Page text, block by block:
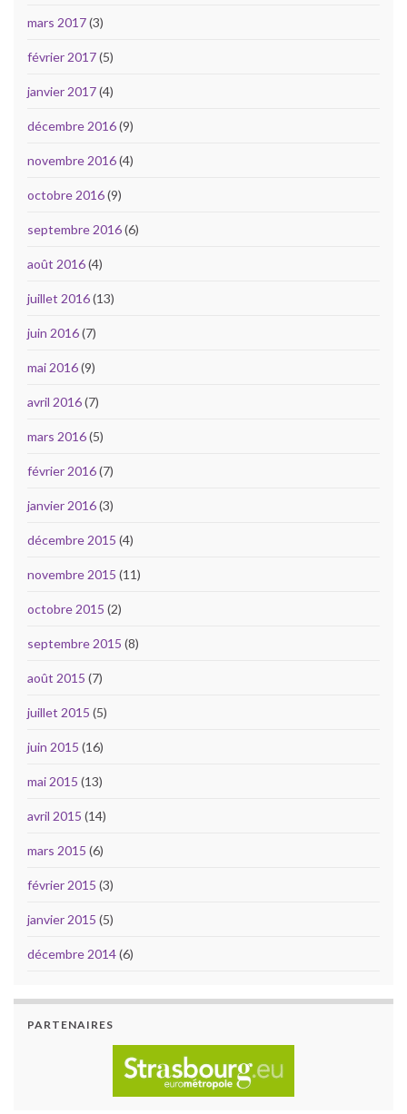
mars 2017(3)
février 2017(5)
janvier 2017(4)
décembre 2016(9)
novembre 2016(4)
octobre 2016(9)
septembre 2016(6)
août 2016(4)
juillet 2016(13)
juin 2016(7)
mai 2016(9)
avril 2016(7)
mars 2016(5)
février 2016(7)
janvier 2016(3)
décembre 2015 (4)
novembre 2015 (11)
octobre 2015 (2)
septembre 2015 (8)
août 2015 (7)
juillet 2015 (5)
juin 2015 (16)
mai 2015 (13)
avril 2015 (14)
mars 2015 (6)
février 2015 (3)
janvier 2015 (5)
décembre 2014(6)
PARTENAIRES